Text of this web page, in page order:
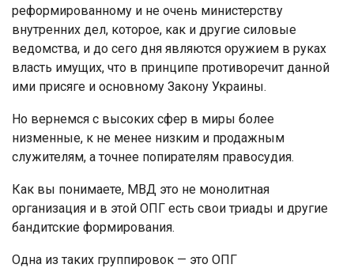
реформированному и не очень министерству
внутренних дел, которое, как и другие силовые
ведомства, и до сего дня являются оружием в руках
власть имущих, что в принципе противоречит данной
ими присяге и основному Закону Украины.
Но вернемся с высоких сфер в миры более
низменные, к не менее низким и продажным
служителям, а точнее попирателям правосудия.
Как вы понимаете, МВД это не монолитная
организация и в этой ОПГ есть свои триады и другие
бандитские формирования.
Одна из таких группировок — это ОПГ